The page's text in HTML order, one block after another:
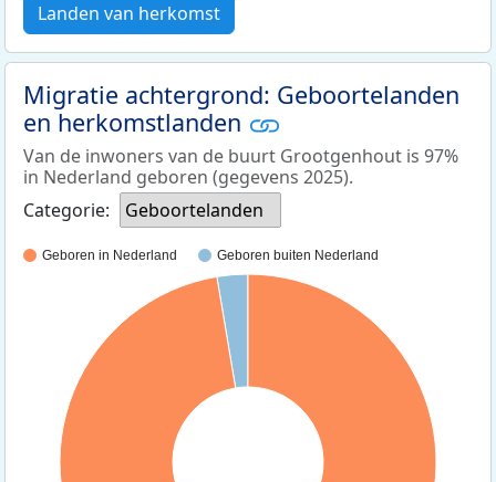
Landen van herkomst
Migratie achtergrond: Geboortelanden
en herkomstlanden
Van de inwoners van de buurt Grootgenhout is 97%
in Nederland geboren (gegevens 2025).
Categorie:
Geboortelanden
Geboren in Nederland Geboren buiten Nederland